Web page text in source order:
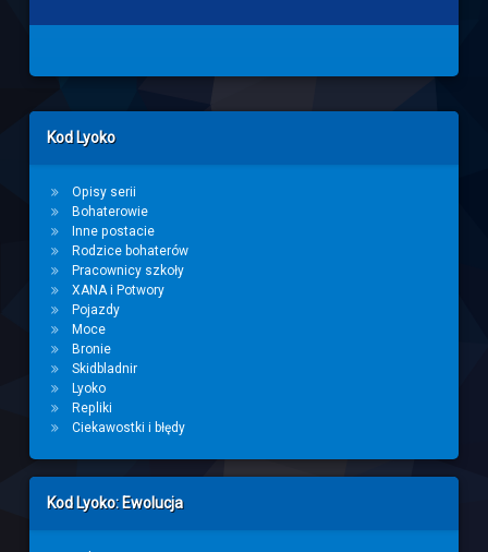
Left Sidebar
Kod Lyoko
Opisy serii
Bohaterowie
Inne postacie
Rodzice bohaterów
Pracownicy szkoły
XANA i Potwory
Pojazdy
Moce
Bronie
Skidbladnir
Lyoko
Repliki
Ciekawostki i błędy
Kod Lyoko: Ewolucja